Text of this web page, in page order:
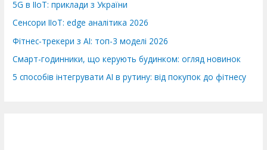
5G в IIoT: приклади з України
Сенсори IIoT: edge аналітика 2026
Фітнес-трекери з AI: топ-3 моделі 2026
Смарт-годинники, що керують будинком: огляд новинок
5 способів інтегрувати AI в рутину: від покупок до фітнесу